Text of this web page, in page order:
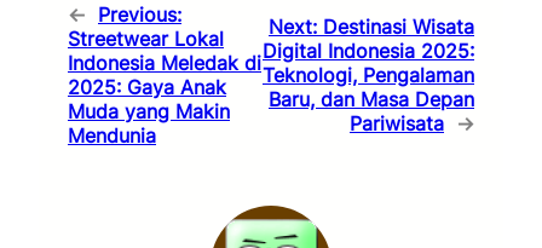
← Previous:
Streetwear Lokal
Indonesia Meledak di
2025: Gaya Anak
Muda yang Makin
Mendunia
Next: Destinasi Wisata
Digital Indonesia 2025:
Teknologi, Pengalaman
Baru, dan Masa Depan
Pariwisata →